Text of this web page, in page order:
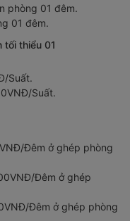
phòng 01 đêm.
01 đêm.
thiểu 01
Suất.
Suất.
Đêm ở ghép phòng
Đêm ở ghép
Đêm ở ghép phòng